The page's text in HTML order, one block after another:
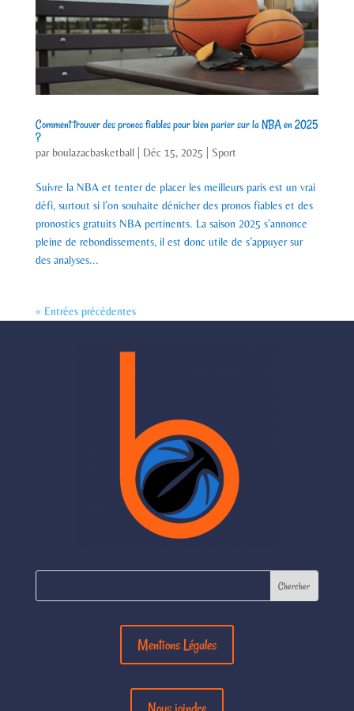
Comment trouver des pronos fiables pour bien parier sur la NBA en 2025
?
par boulazacbasketball| Déc 15, 2025 Sport
Suivre la NBA et tenter de placer les meilleurs paris est un vrai
défi, surtout si l’on souhaite dénicher des pronos fiables et des
pronostics gratuits NBA pertinents. La saison 2025 s’annonce
pleine de rebondissements, il est donc utile de s’appuyer sur
des analyses...
« Entrées précédentes
Mentions Légales